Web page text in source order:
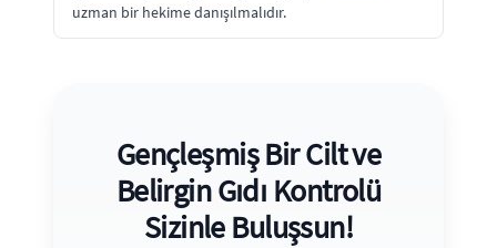
uzman bir hekime danışılmalıdır.
Gençleşmiş Bir Cilt ve
Belirgin Gıdı Kontrolü
Sizinle Buluşsun!